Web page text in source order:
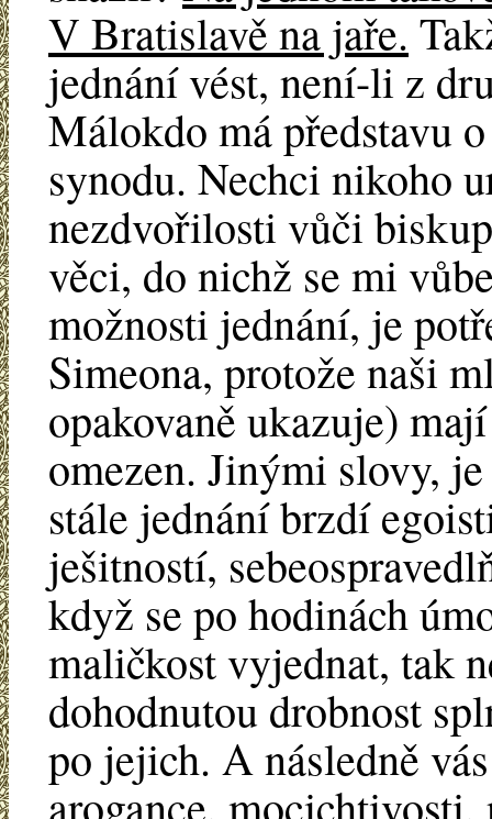
V Bratislavě na jaře.
jednání vést, není-li z
Málokdo má představu
synodu. Nechci nikoho
nezdvořilosti vůči
věci, do nichž se mi
možnosti jednání, je
Simeona, protože naši
opakovaně ukazuje)
omezen. Jinými slovy,
stále jednání brzdí
ješitností,
když se po hodinách
maličkost vyjednat, tak
dohodnutou drobnost
po jejich. A následně
arogance,